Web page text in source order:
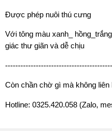
Được phép nuôi thú cưng
Với tông màu xanh_
giác thư giãn và dễ chịu
Còn chần chờ gì mà không
️Hotline: 0325.420.058 (Zalo,